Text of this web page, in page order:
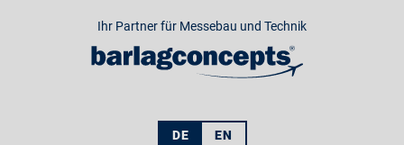
Ihr Partner für Messebau und Technik
DE EN